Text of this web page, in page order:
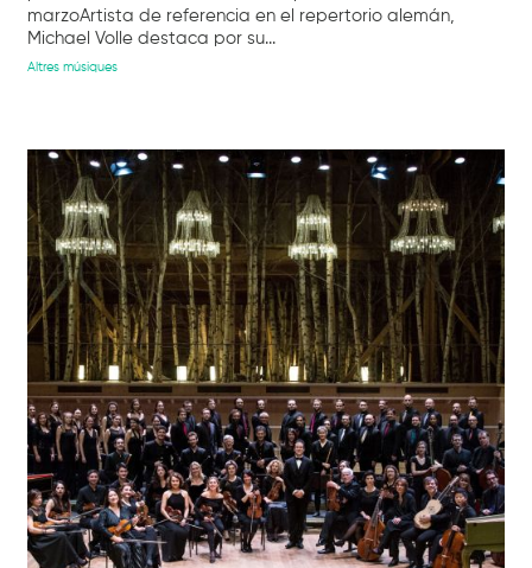
marzoArtista de referencia en el repertorio alemán,
Michael Volle destaca por su...
Altres músiques